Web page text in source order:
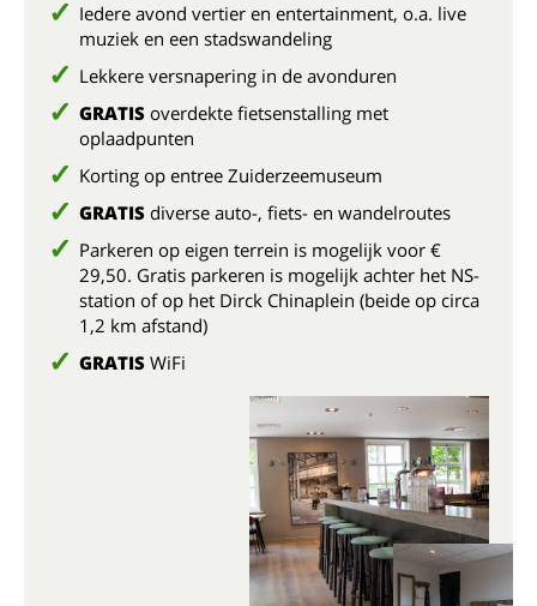
Iedere avond vertier en entertainment, o.a. live
muziek en een stadswandeling
Lekkere versnapering in de avonduren
GRATIS overdekte fietsenstalling met
oplaadpunten
Korting op entree Zuiderzeemuseum
GRATIS diverse auto-, fiets- en wandelroutes
Parkeren op eigen terrein is mogelijk voor €
29,50. Gratis parkeren is mogelijk achter het NS-
station of op het Dirck Chinaplein (beide op circa
1,2 km afstand)
GRATIS WiFi